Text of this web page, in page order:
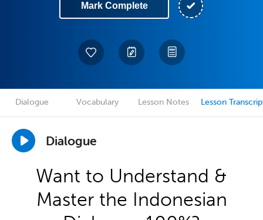
Mark Complete
Dialogue Vocabulary Lesson Notes Lesson
Dialogue
Want to Understand &
Master the Indonesian